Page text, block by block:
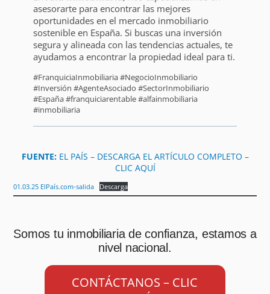
asesorarte para encontrar las mejores
oportunidades en el mercado inmobiliario
sostenible en España. Si buscas una inversión
segura y alineada con las tendencias actuales, te
ayudamos a encontrar la propiedad ideal para ti.
#FranquiciaInmobiliaria #NegocioInmobiliario
#Inversión #AgenteAsociado #SectorInmobiliario
#España #franquiciarentable #alfainmobiliaria
#inmobiliaria
FUENTE: EL PAÍS – DESCARGA EL ARTÍCULO COMPLETO –
CLIC AQUÍ
01.03.25 ElPaís.com-salida Descarga
Somos tu inmobiliaria de confianza, estamos a
nivel nacional.
CONTÁCTANOS – CLIC